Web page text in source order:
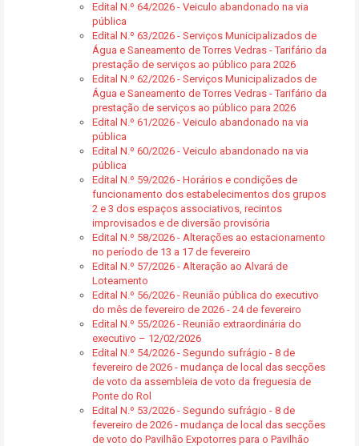
Edital N.º 64/2026 - Veiculo abandonado na via
pública
Edital N.º 63/2026 - Serviços Municipalizados de
Água e Saneamento de Torres Vedras - Tarifário da
prestação de serviços ao público para 2026
Edital N.º 62/2026 - Serviços Municipalizados de
Água e Saneamento de Torres Vedras - Tarifário da
prestação de serviços ao público para 2026
Edital N.º 61/2026 - Veiculo abandonado na via
pública
Edital N.º 60/2026 - Veiculo abandonado na via
pública
Edital N.º 59/2026 - Horários e condições de
funcionamento dos estabelecimentos dos grupos
2 e 3 dos espaços associativos, recintos
improvisados e de diversão provisória
Edital N.º 58/2026 - Alterações ao estacionamento
no período de 13 a 17 de fevereiro
Edital N.º 57/2026 - Alteração ao Alvará de
Loteamento
Edital N.º 56/2026 - Reunião pública do executivo
do mês de fevereiro de 2026 - 24 de fevereiro
Edital N.º 55/2026 - Reunião extraordinária do
executivo – 12/02/2026
Edital N.º 54/2026 - Segundo sufrágio - 8 de
fevereiro de 2026 - mudança de local das secções
de voto da assembleia de voto da freguesia de
Ponte do Rol
Edital N.º 53/2026 - Segundo sufrágio - 8 de
fevereiro de 2026 - mudança de local das secções
de voto do Pavilhão Expotorres para o Pavilhão